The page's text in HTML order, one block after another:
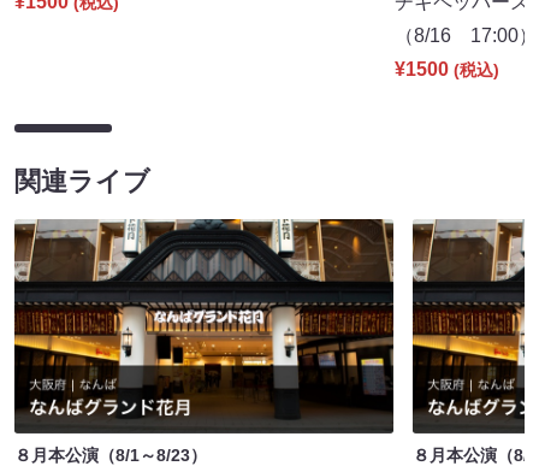
（8/16 17:00）
¥1500 (税込)
関連ライブ
８月本公演（8/1～8/23）
８月本公演（8/